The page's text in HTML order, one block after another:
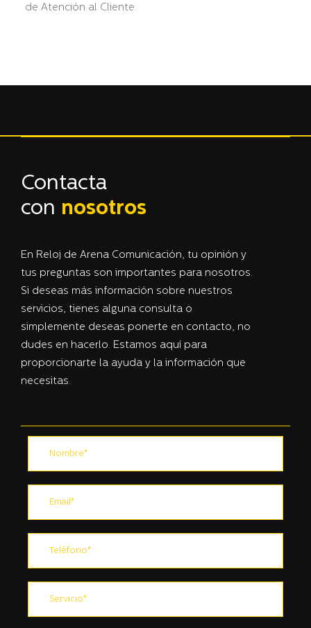
de Atención al Cliente.
Contacta
con nosotros
En Reloj de Arena Comunicación, tu opinión y
tus preguntas son importantes para nosotros.
Si deseas más información sobre nuestros
servicios, tienes alguna consulta o
simplemente deseas ponerte en contacto, no
dudes en hacerlo. Estamos aquí para
proporcionarte la ayuda y la información que
necesitas.